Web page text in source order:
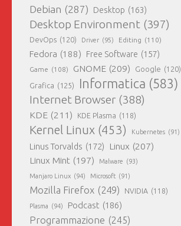
Debian (287) Desktop (163)
Desktop Environment (397)
DevOps (120) Driver (95) Editing (110)
Fedora (188) Free Software (157)
Game (108) GNOME (209) Google (120)
Grafica (125) Informatica (583)
Internet Browser (388)
KDE (211) KDE Plasma (118)
Kernel Linux (453) Kubernetes (91)
Linus Torvalds (172) Linux (207)
Linux Mint (197) Malware (93)
Manjaro Linux (94) Microsoft (91)
Mozilla Firefox (249) NVIDIA (118)
Plasma (94) Podcast (186)
Programmazione (245)